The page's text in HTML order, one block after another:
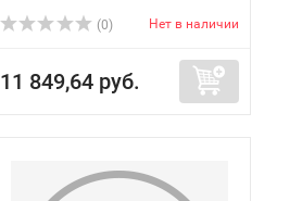
(0) Нет в наличии
11 849,64 руб.